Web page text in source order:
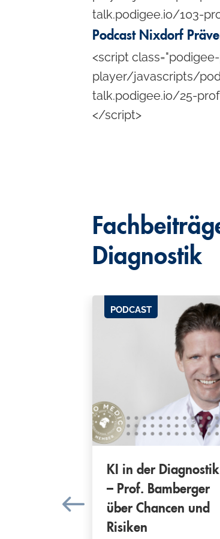
talk.podigee.io/103-
Podcast Nixdorf
<script
player/javascripts/
talk.podigee.io/25-
</script>
Diagnostik
PODCAST
KI in der Diagnostik
– Prof. Bamberger
über Chancen und
Risiken